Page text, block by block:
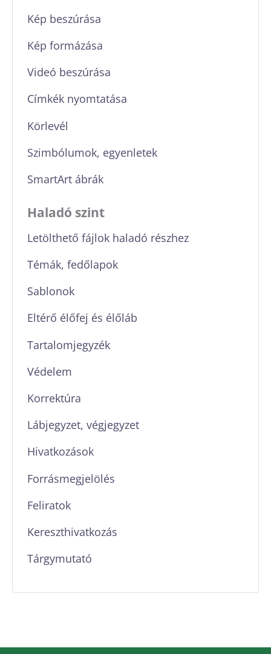
Kép beszúrása
Kép formázása
Videó beszúrása
Címkék nyomtatása
Körlevél
Szimbólumok, egyenletek
SmartArt ábrák
Haladó szint
Letölthető fájlok haladó részhez
Témák, fedőlapok
Sablonok
Eltérő élőfej és élőláb
Tartalomjegyzék
Védelem
Korrektúra
Lábjegyzet, végjegyzet
Hivatkozások
Forrásmegjelölés
Feliratok
Kereszthivatkozás
Tárgymutató